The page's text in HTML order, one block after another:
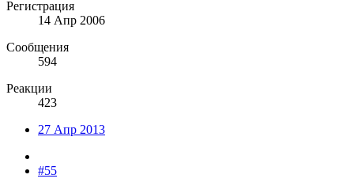
Регистрация
14 Апр 2006
Сообщения
594
Реакции
423
27 Апр 2013
#55